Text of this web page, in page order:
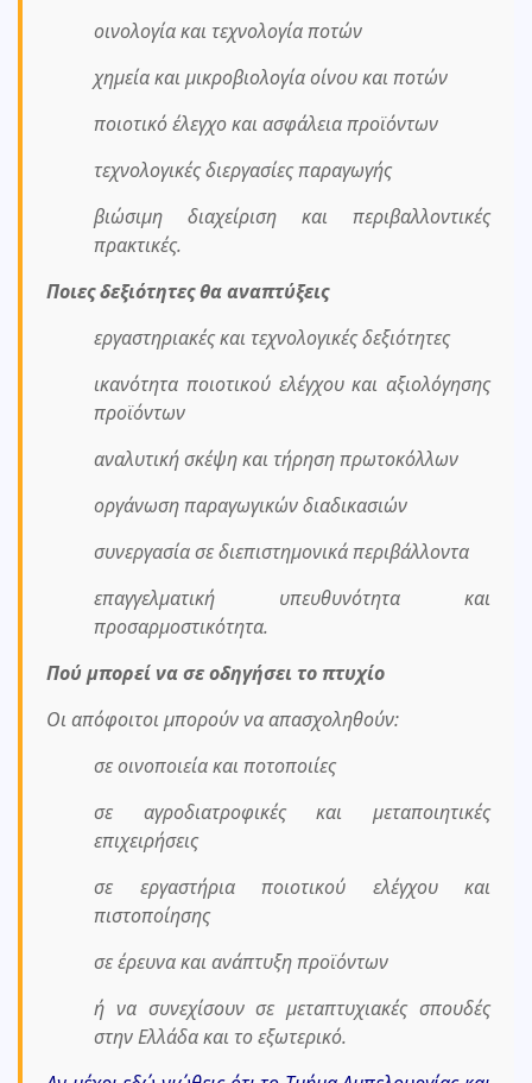
οινολογία και τεχνολογία ποτών
χημεία και μικροβιολογία οίνου και ποτών
ποιοτικό έλεγχο και ασφάλεια προϊόντων
τεχνολογικές διεργασίες παραγωγής
βιώσιμη διαχείριση και περιβαλλοντικές
πρακτικές.
Ποιες δεξιότητες θα αναπτύξεις
εργαστηριακές και τεχνολογικές δεξιότητες
ικανότητα ποιοτικού ελέγχου και αξιολόγησης
προϊόντων
αναλυτική σκέψη και τήρηση πρωτοκόλλων
οργάνωση παραγωγικών διαδικασιών
συνεργασία σε διεπιστημονικά περιβάλλοντα
επαγγελματική υπευθυνότητα και
προσαρμοστικότητα.
Πού μπορεί να σε οδηγήσει το πτυχίο
Οι απόφοιτοι μπορούν να απασχοληθούν:
σε οινοποιεία και ποτοποιίες
σε αγροδιατροφικές και μεταποιητικές
επιχειρήσεις
σε εργαστήρια ποιοτικού ελέγχου και
πιστοποίησης
σε έρευνα και ανάπτυξη προϊόντων
ή να συνεχίσουν σε μεταπτυχιακές σπουδές
στην Ελλάδα και το εξωτερικό.